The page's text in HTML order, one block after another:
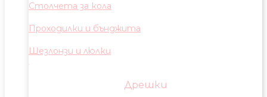
Столчета за кола
Проходилки и бънджита
Шезлонзи и люлки
Дрешки